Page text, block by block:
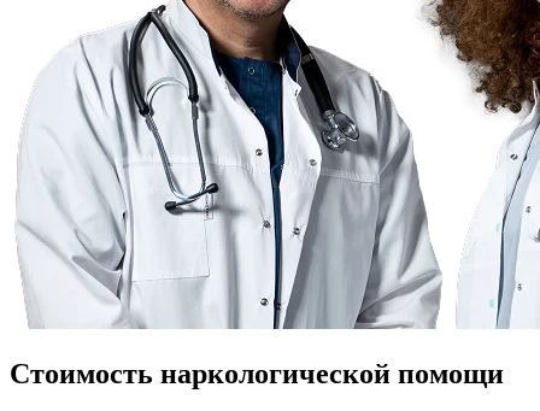
Стоимость наркологической помощи